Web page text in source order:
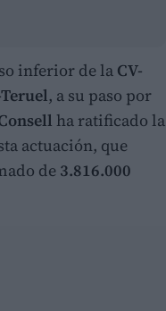
inferior de la CV-
, a su paso por
ha ratificado la
actuación, que
de 3.816.000